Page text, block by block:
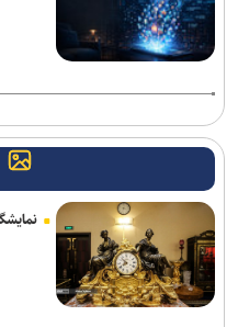
زائر در تصادفات اربعینی
کلاهبرداری و پولشویی در
مهاجرتی با ۳۰۰ شاکی رو شد
پایش شبانه روزی تهویه
حادثه در دست بررسی است
شد